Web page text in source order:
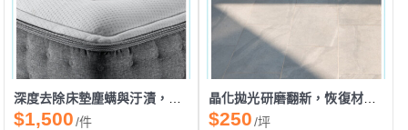
$1,500/件
晶化拋光研磨翻新，恢復材質原有平整光澤度
$250/坪